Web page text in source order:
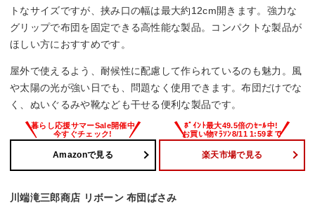
トなサイズですが、挟み口の幅は最大約12cm開きます。強力な
グリップで布団を固定できる高性能な製品。コンパクトな製品が
ほしい方におすすめです。
屋外で使えるよう、耐候性に配慮して作られているのも魅力。風
や太陽の光が強い日でも、問題なく使用できます。布団だけでな
く、ぬいぐるみや靴なども干せる便利な製品です。
Amazonで見る 楽天市場で見る
川端滝三郎商店 リボーン 布団ばさみ